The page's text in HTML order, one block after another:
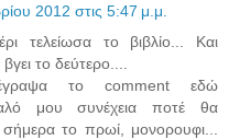
2012 στις 5:47 μ.μ.
τελείωσα το βιβλίο... Και
το δεύτερο....
το comment εδώ
μου συνέχεια ποτέ θα
το πρωί, μονορουφι...